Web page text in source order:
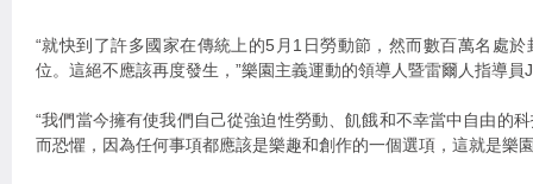
“就快到了許多國家在傳統上的5月1日勞動節，然而數百萬名處
位。這絕不應該再度發生，”樂園主義運動的領導人暨雷爾人指導員
“我們當今擁有使我們自己從強迫性勞動、飢餓和不幸當中自由的
而恐懼，因為任何事項都應該是樂趣和創作的一個選項，這就是樂